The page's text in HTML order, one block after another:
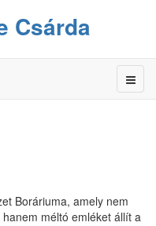
Csárda
Boráriuma, amely nem
méltó emléket állít a